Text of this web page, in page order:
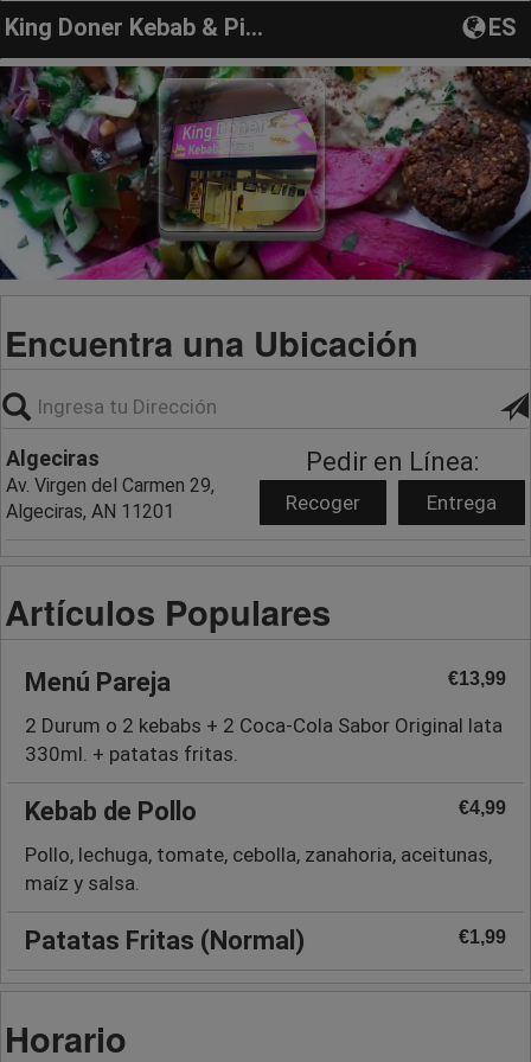
King Doner Kebab & Pizzeria ES
Encuentra una Ubicación
Algeciras
Av. Virgen del Carmen 29,
Algeciras, AN 11201
Pedir en Línea:
Recoger Entrega
Artículos Populares
Menú Pareja €13,99
2 Durum o 2 kebabs + 2 Coca-Cola Sabor Original lata
330ml. + patatas fritas.
Kebab de Pollo €4,99
Pollo, lechuga, tomate, cebolla, zanahoria, aceitunas,
maíz y salsa.
Patatas Fritas (Normal) €1,99
Horario